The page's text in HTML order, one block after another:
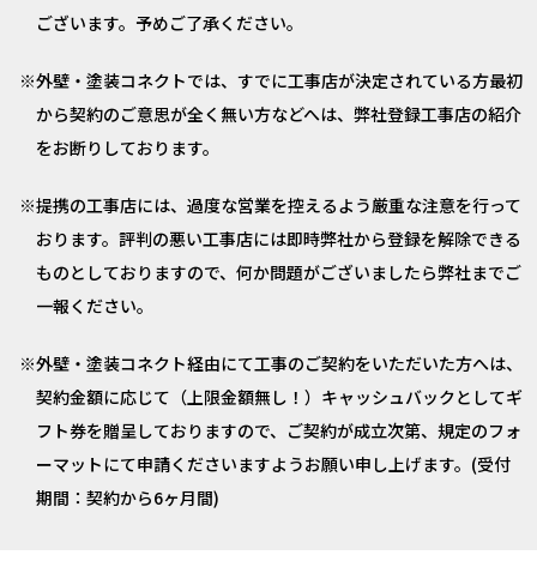
ございます。予めご了承ください。
外壁・塗装コネクトでは、すでに工事店が決定されている方最初
から契約のご意思が全く無い方などへは、弊社登録工事店の紹介
をお断りしております。
提携の工事店には、過度な営業を控えるよう厳重な注意を行って
おります。評判の悪い工事店には即時弊社から登録を解除できる
ものとしておりますので、何か問題がございましたら弊社までご
一報ください。
外壁・塗装コネクト経由にて工事のご契約をいただいた方へは、
契約金額に応じて（上限金額無し！）キャッシュバックとしてギ
フト券を贈呈しておりますので、ご契約が成立次第、規定のフォ
ーマットにて申請くださいますようお願い申し上げます。(受付
期間：契約から6ヶ月間)